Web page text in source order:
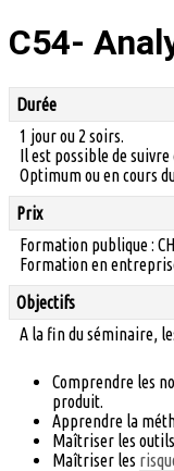
C54-
Durée
1 jour ou 2 soirs.
Il est possible de
Optimum ou en cours
Prix
Formation publique :
Formation en
Objectifs
A la fin du séminaire,
Comprendre les
produit.
Apprendre la
Maîtriser les
Maîtriser les